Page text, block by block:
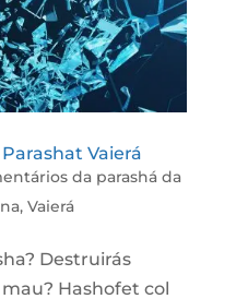
Vaierá
da parashá da
, Vaierá
Destruirás
Hashofet col